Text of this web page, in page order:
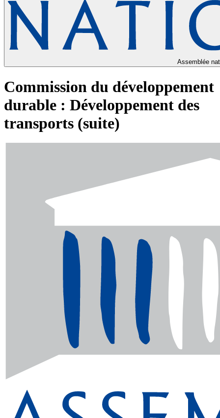
Assemblée
Commission du développement
durable : Développement des
transports (suite)